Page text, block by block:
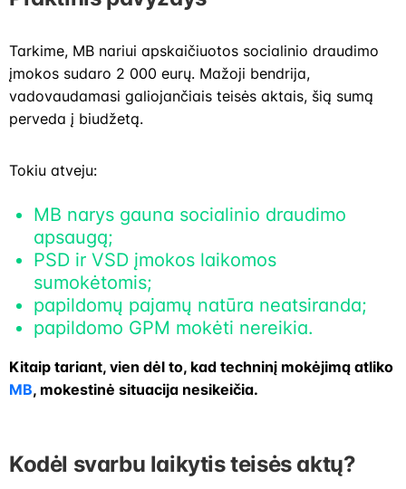
Tarkime, MB nariui apskaičiuotos socialinio draudimo
įmokos sudaro 2 000 eurų. Mažoji bendrija,
vadovaudamasi galiojančiais teisės aktais, šią sumą
perveda į biudžetą.
Tokiu atveju:
MB narys gauna socialinio draudimo
apsaugą;
PSD ir VSD įmokos laikomos
sumokėtomis;
papildomų pajamų natūra neatsiranda;
papildomo GPM mokėti nereikia.
Kitaip tariant, vien dėl to, kad techninį mokėjimą atliko
MB, mokestinė situacija nesikeičia.
Kodėl svarbu laikytis teisės aktų?